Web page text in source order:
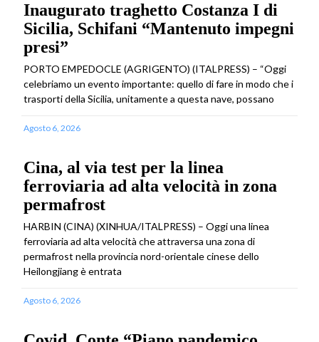
Inaugurato traghetto Costanza I di
Sicilia, Schifani “Mantenuto impegni
presi”
PORTO EMPEDOCLE (AGRIGENTO) (ITALPRESS) – “Oggi
celebriamo un evento importante: quello di fare in modo che i
trasporti della Sicilia, unitamente a questa nave, possano
Agosto 6, 2026
Cina, al via test per la linea
ferroviaria ad alta velocità in zona
permafrost
HARBIN (CINA) (XINHUA/ITALPRESS) – Oggi una linea
ferroviaria ad alta velocità che attraversa una zona di
permafrost nella provincia nord-orientale cinese dello
Heilongjiang è entrata
Agosto 6, 2026